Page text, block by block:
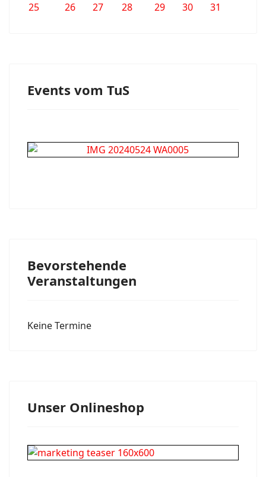
25
26 27 28 29 30 31
Events vom TuS
Bevorstehende
Veranstaltungen
Keine Termine
Unser Onlineshop